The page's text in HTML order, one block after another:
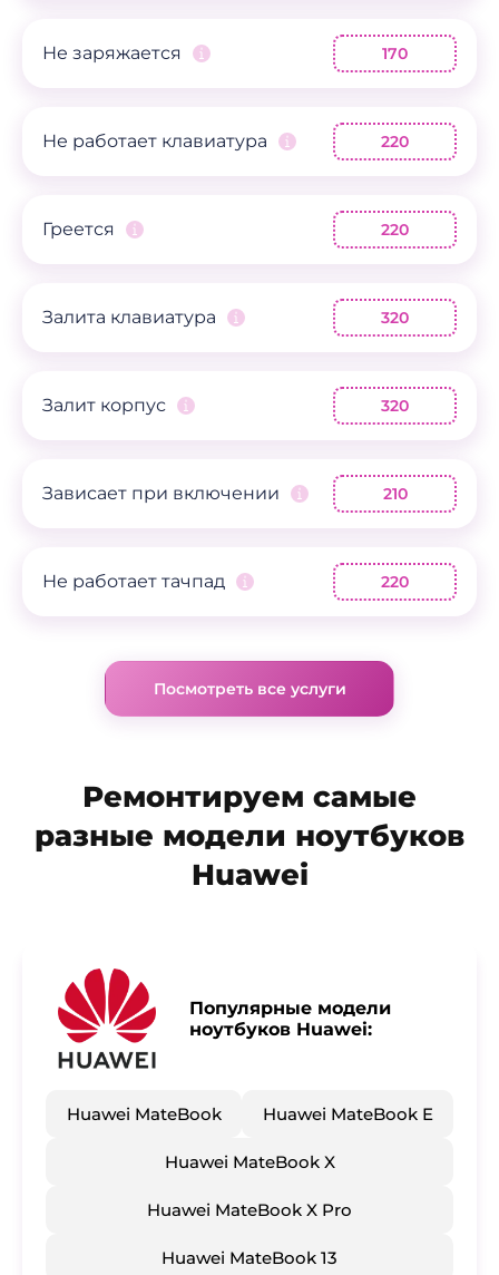
Не заряжается 170
Не работает клавиатура 220
Греется 220
Залита клавиатура 320
Залит корпус 320
Зависает при включении 210
Не работает тачпад 220
Посмотреть все услуги
Ремонтируем самые
разные модели ноутбуков
Huawei
Популярные модели
ноутбуков Huawei:
Huawei MateBook Huawei MateBook E
Huawei MateBook X
Huawei MateBook X Pro
Huawei MateBook 13